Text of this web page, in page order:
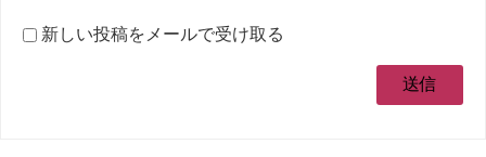
新しい投稿をメールで受け取る